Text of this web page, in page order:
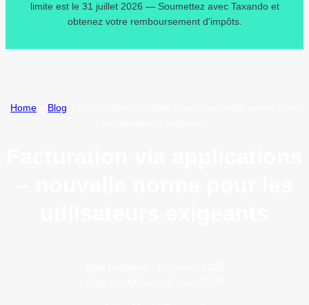
limite est le 31 juillet 2026 — Soumettez avec Taxando et
obtenez votre remboursement d'impôts.
Home Blog